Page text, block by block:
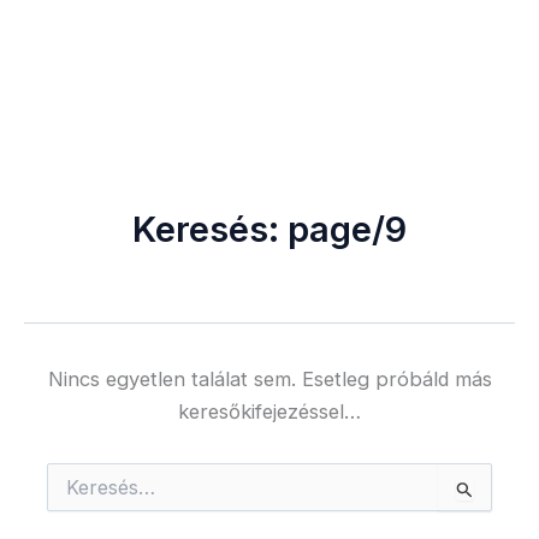
Keresés: page/9
Nincs egyetlen találat sem. Esetleg próbáld más
keresőkifejezéssel…
for: